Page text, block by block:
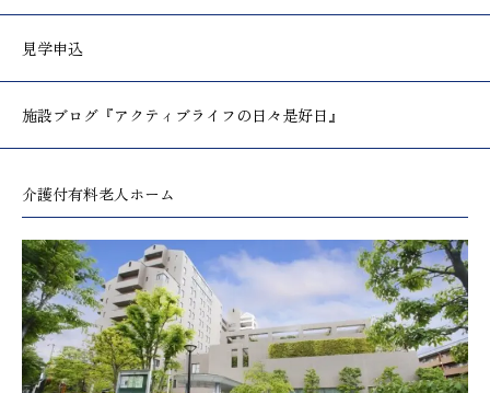
見学申込
施設ブログ 『アクティブライフの日々是好日』
介護付有料老人ホーム